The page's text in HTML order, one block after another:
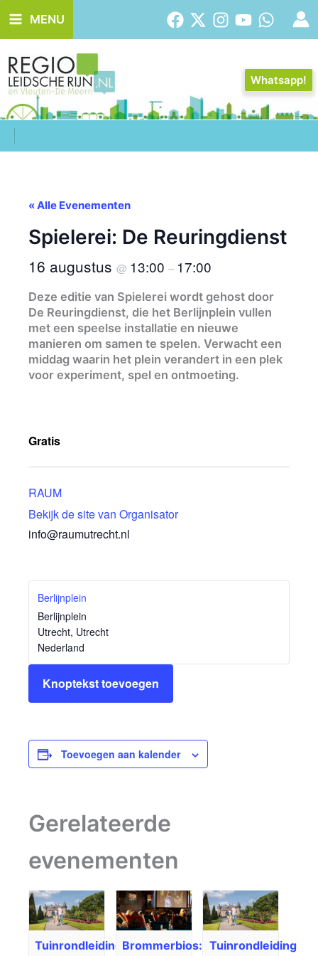
naar
de
inhoud
MENU
Whatsapp!
« Alle Evenementen
Spielerei: De Reuringdienst
16 augustus @ 13:00 – 17:00
Deze editie van Spielerei wordt gehost door
De Reuringdienst, die het Berlijnplein vullen
met een speelse installatie en nieuwe
manieren om samen te spelen. Verwacht een
middag waarin het plein verandert in een plek
voor experiment, spel en ontmoeting.
Gratis
RAUM
Bekijk de site van Organisator
info@raumutrecht.nl
Berlijnplein
Berlijnplein
Utrecht, Utrecht
Nederland
Knoptekst toevoegen
Toevoegen aan kalender
Gerelateerde
evenementen
Tuinrondleiding Brommerbios: Tuinrondleiding